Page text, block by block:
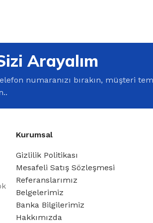
Evtipi
Arayalım
numaranızı bırakın, müşteri
Kurumsal
Gizlilik Politikası
Mesafeli Satış Sözleşmesi
Referanslarımız
Belgelerimiz
Banka Bilgilerimiz
Hakkımızda